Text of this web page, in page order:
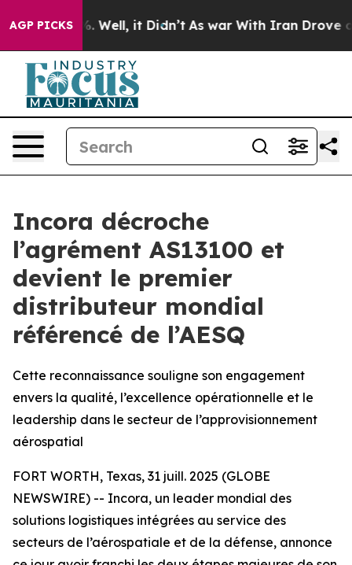
AGP PICKS
40%. Well, it Didn’t As war With Iran Drove oil
Incora décroche
l’agrément AS13100 et
devient le premier
distributeur mondial
référencé de l’AESQ
Cette reconnaissance souligne son engagement
envers la qualité, l’excellence opérationnelle et le
leadership dans le secteur de l’approvisionnement
aérospatial
FORT WORTH, Texas, 31 juill. 2025 (GLOBE
NEWSWIRE) -- Incora, un leader mondial des
solutions logistiques intégrées au service des
secteurs de l’aérospatiale et de la défense, annonce